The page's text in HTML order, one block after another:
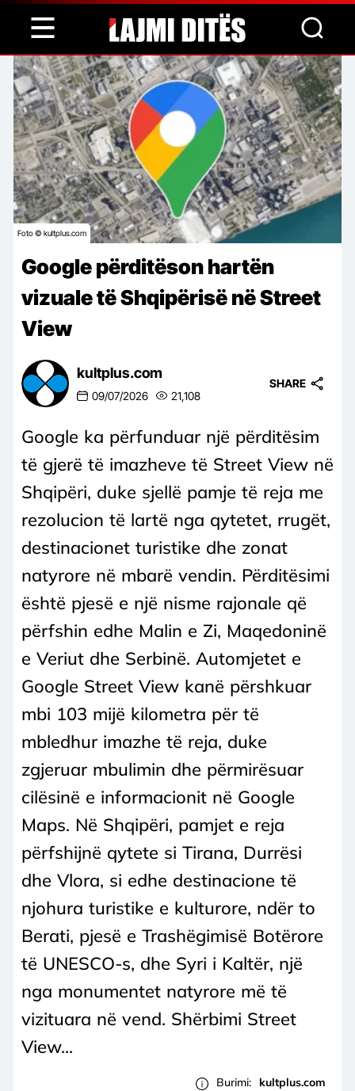
Skip
content
Foto © kultplus.com
Google përditëson hartën
vizuale të Shqipërisë në Street
View
kultplus.com
09/07/2026 21,108
SHARE
Google ka përfunduar një përditësim
të gjerë të imazheve të Street View në
Shqipëri, duke sjellë pamje të reja me
rezolucion të lartë nga qytetet, rrugët,
destinacionet turistike dhe zonat
natyrore në mbarë vendin. Përditësimi
është pjesë e një nisme rajonale që
përfshin edhe Malin e Zi, Maqedoninë
e Veriut dhe Serbinë. Automjetet e
Google Street View kanë përshkuar
mbi 103 mijë kilometra për të
mbledhur imazhe të reja, duke
zgjeruar mbulimin dhe përmirësuar
cilësinë e informacionit në Google
Maps. Në Shqipëri, pamjet e reja
përfshijnë qytete si Tirana, Durrësi
dhe Vlora, si edhe destinacione të
njohura turistike e kulturore, ndër to
Berati, pjesë e Trashëgimisë Botërore
të UNESCO-s, dhe Syri i Kaltër, një
nga monumentet natyrore më të
vizituara në vend. Shërbimi Street
View...
Burimi: kultplus.com